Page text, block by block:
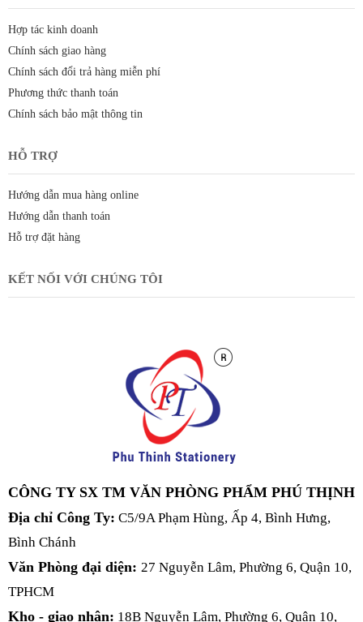
Hợp tác kinh doanh
Chính sách giao hàng
Chính sách đổi trả hàng miễn phí
Phương thức thanh toán
Chính sách bảo mật thông tin
HỖ TRỢ
Hướng dẫn mua hàng online
Hướng dẫn thanh toán
Hỗ trợ đặt hàng
KẾT NỐI VỚI CHÚNG TÔI
CÔNG TY SX TM VĂN PHÒNG PHẨM PHÚ THỊNH
Địa chỉ Công Ty: C5/9A Phạm Hùng, Ấp 4, Bình Hưng,
Bình Chánh
Văn Phòng đại diện: 27 Nguyễn Lâm, Phường 6, Quận 10,
TPHCM
Kho - giao nhận: 18B Nguyễn Lâm, Phường 6, Quận 10,